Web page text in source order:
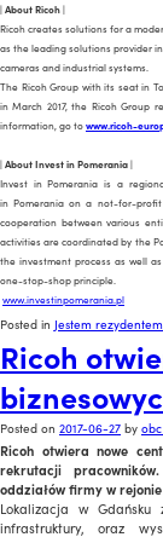
|AboutRicoh|
Ricoh creates solutions for a
as the leading solutions provider
cameras and industrial systems.
The Ricoh Group with its seat in
in March 2017, the Ricoh Group
information, go towww.ricoh-
|AboutInvest in Pomerania|
Invest in Pomerania is a
in Pomerania on a not-for-
cooperation between various
activities are coordinated by the
the investment process as well
one-stop-shop principle.
www.investinpomerania.pl
Posted in Jestem rezydentem
Ricoh
Posted on 2017-06-27 by
Ricoh otwiera nowe
rekrutacji
oddziałów firmy w
Lokalizacja w
infrastruktury, oraz